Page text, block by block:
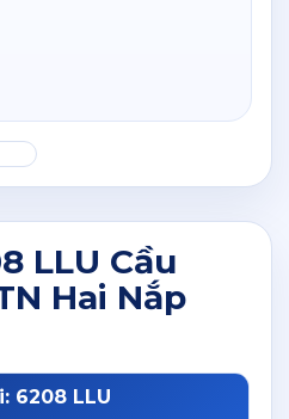
LLU Cầu
Hai Nắp
6208 LLU